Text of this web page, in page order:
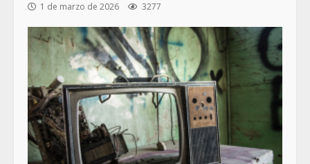
1 de marzo de 2026 3277